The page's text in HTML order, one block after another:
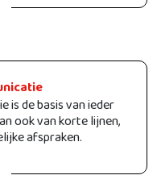
is de basis van ieder
ook van korte lijnen,
afspraken.